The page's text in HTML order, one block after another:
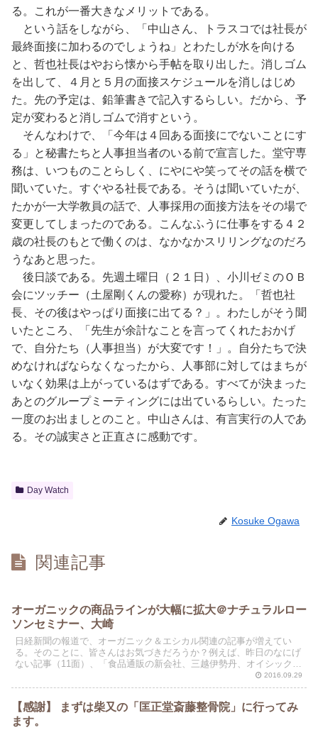
る。これが一番大きなメリットである。
という話をしながら、「中山さん、トラスコでは社長が
最終面接に加わるのでしょうね」とわたしが水を向ける
と、哲也社長はやおら懐から手帖を取り出した。消しゴム
を出して、４月と５月の面接スケジュールを消しはじめ
た。先の予定は、鉛筆書きで記入するらしい。だから、予
定が変わると消しゴムで消すという。
そんなわけで、「今年は４回ある面接にでないことにす
る」と秘書たちと人事担当者のいる前で宣言した。堂守専
務は、いつものことらしく、にやにや笑ってその話を横で
聞いていた。すぐやる社長である。そうは聞いていたが、
たかが一大学教員の話で、人事採用の面接方法をその場で
変更してしまったのである。こんなふうに仕事をする４２
歳の社長のもとで働くのは、なかなかスリリングなのだろ
うなあと思った。
後日談である。先週土曜日（２１日）、小川ゼミのＯＢ
会にツッチー（土屋剛くんの愛称）が現れた。「哲也社
長、その後はやっぱり面接に出てる？」。わたしがそう聞
いたところ、「先生が余計なことを言ってくれたおかげ
で、自分たち（人事担当）が大変です！」。自分たちで決
めなければならなくなったから、人事部に対してはまちが
いなく効果は上がっているはずである。すべてが決まった
あとのグループミーティングには出ているらしい。たった
一度のお出ましとのこと。中山さんは、有言実行の人であ
る。その誠実さと正直さに感動です。
Day Watch
Kosuke Ogawa
関連記事
オーガニックの商品ラインが大幅に拡大＠ナチュラルロー
ソンセミナー、大崎
日経新聞の報道で、オーガニック＆エシカル関連の記事が増えてい
る。そのことに、皆さんはお気づきだろうか？例えば、昨日のなにげ
ない記事（11面）、「食品通販の新会社、三越伊勢丹、オイシックス
と」。有機野菜などを扱う通販子会社の設立です。そんな中...2016.09.29
【感謝】 まずは柴又の「匡正堂斎藤整骨院」に行ってみ
ます。